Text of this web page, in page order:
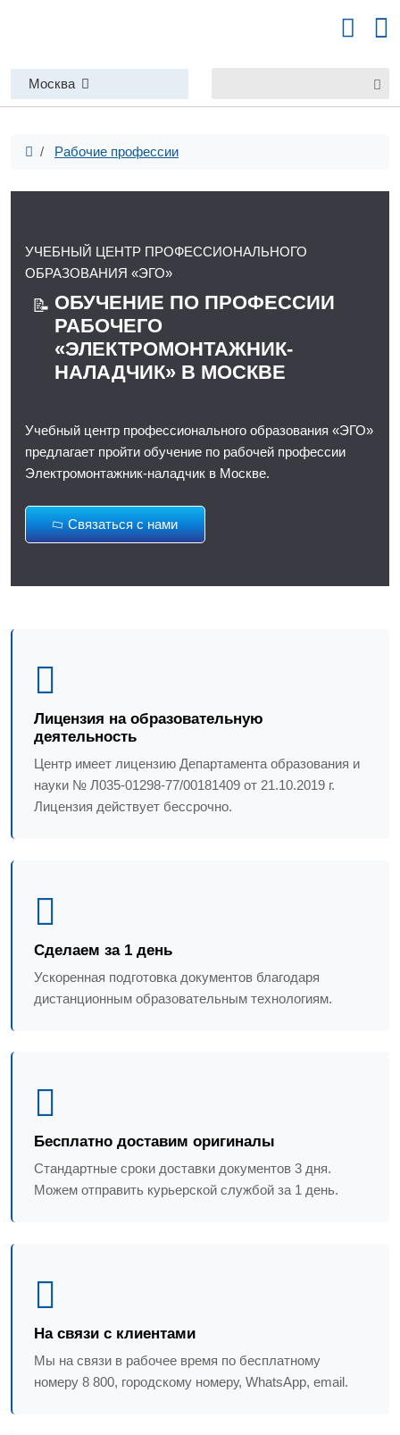
Москва
Рабочие профессии
УЧЕБНЫЙ ЦЕНТР ПРОФЕССИОНАЛЬНОГО
ОБРАЗОВАНИЯ «ЭГО»
📝 ОБУЧЕНИЕ ПО ПРОФЕССИИ
РАБОЧЕГО
«ЭЛЕКТРОМОНТАЖНИК-
НАЛАДЧИК» В МОСКВЕ
Учебный центр профессионального образования «ЭГО»
предлагает пройти обучение по рабочей профессии
Электромонтажник-наладчик в Москве.
Связаться с нами
Лицензия на образовательную
деятельность
Центр имеет лицензию Департамента образования и
науки № Л035-01298-77/00181409 от 21.10.2019 г.
Лицензия действует бессрочно.
Сделаем за 1 день
Ускоренная подготовка документов благодаря
дистанционным образовательным технологиям.
Бесплатно доставим оригиналы
Стандартные сроки доставки документов 3 дня.
Можем отправить курьерской службой за 1 день.
На связи с клиентами
Мы на связи в рабочее время по бесплатному
номеру 8 800, городскому номеру, WhatsApp, email.